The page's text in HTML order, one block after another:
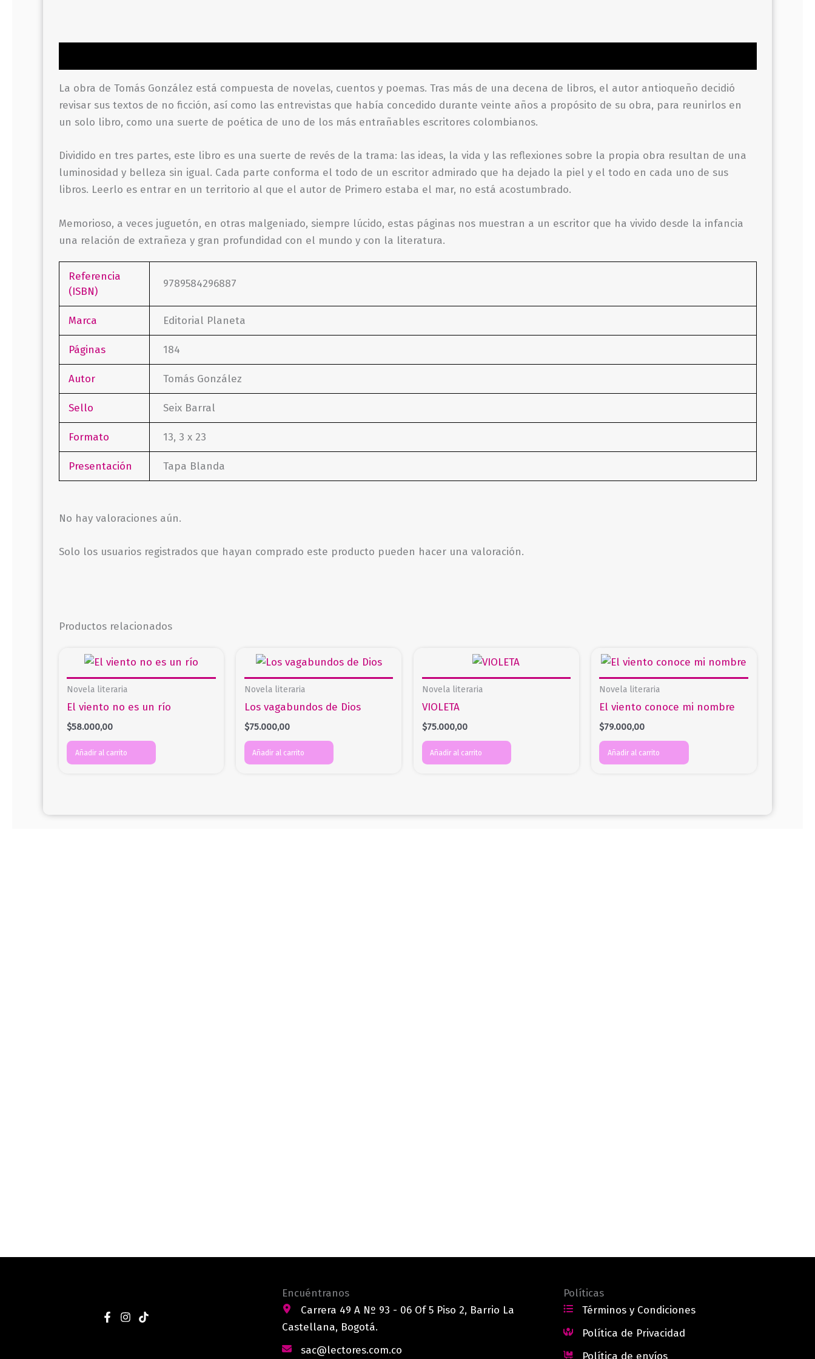
La obra de Tomás González está compuesta de novelas, cuentos y poemas. Tras más de una decena de libros, el autor antioqueño decidió
revisar sus textos de no ficción, así como las entrevistas que había concedido durante veinte años a propósito de su obra, para reunirlos en
un solo libro, como una suerte de poética de uno de los más entrañables escritores colombianos.
Dividido en tres partes, este libro es una suerte de revés de la trama: las ideas, la vida y las reflexiones sobre la propia obra resultan de una
luminosidad y belleza sin igual. Cada parte conforma el todo de un escritor admirado que ha dejado la piel y el todo en cada uno de sus
libros. Leerlo es entrar en un territorio al que el autor de Primero estaba el mar, no está acostumbrado.
Memorioso, a veces juguetón, en otras malgeniado, siempre lúcido, estas páginas nos muestran a un escritor que ha vivido desde la infancia
una relación de extrañeza y gran profundidad con el mundo y con la literatura.
Referencia
(ISBN)
9789584296887
Marca Editorial Planeta
Páginas 184
Autor Tomás González
Sello Seix Barral
Formato 13, 3 x 23
Presentación Tapa Blanda
No hay valoraciones aún.
Solo los usuarios registrados que hayan comprado este producto pueden hacer una valoración.
Productos relacionados
Novela literaria
El viento no es un río
$58.000,00
Añadir al carrito
Novela literaria
Los vagabundos de Dios
$75.000,00
Añadir al carrito
Novela literaria
VIOLETA
$75.000,00
Añadir al carrito
Novela literaria
El viento conoce mi nombre
$79.000,00
Añadir al carrito
Encuéntranos
Carrera 49 A Nº 93 - 06 Of 5 Piso 2, Barrio La
Castellana, Bogotá.
sac@lectores.com.co
Políticas
Términos y Condiciones
Política de Privacidad
Política de envíos